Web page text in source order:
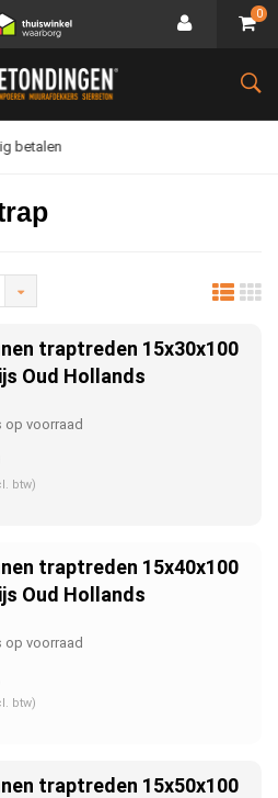
0
assortiment
traptreden 15x30x100
Oud Hollands
op voorraad
btw)
traptreden 15x40x100
Oud Hollands
op voorraad
btw)
traptreden 15x50x100